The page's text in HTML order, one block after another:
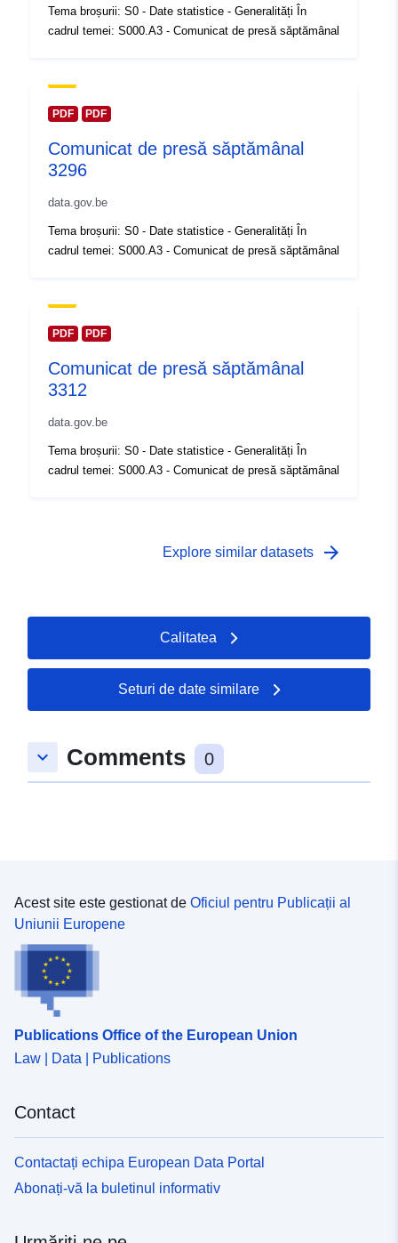
Registru catalog: Adăugat la data.europa.eu:
2024
[ 6.41, 51.51 ], [ 6.41, 49.49 ],
uriRef:
Drepturi de
acces:
public
temporală:
-
31 December 2010
Tema broșurii: S0 - Date statistice - Generalități În
cadrul temei: S000.A3 - Comunicat de presă săptămânal
PDF PDF
Comunicat de presă săptămânal
3296
data.gov.be
Tema broșurii: S0 - Date statistice - Generalități În
cadrul temei: S000.A3 - Comunicat de presă săptămânal
PDF PDF
Comunicat de presă săptămânal
3312
data.gov.be
Tema broșurii: S0 - Date statistice - Generalități În
cadrul temei: S000.A3 - Comunicat de presă săptămânal
Explore similar datasets arrow_forward
Calitatea
Seturi de date similare
keyboard_arrow_down Comments 0
Acest site este gestionat de Oficiul pentru Publicații al
Uniunii Europene
Publications Office of the European Union
Law | Data | Publications
Contact
Contactați echipa European Data Portal
Abonați-vă la buletinul informativ